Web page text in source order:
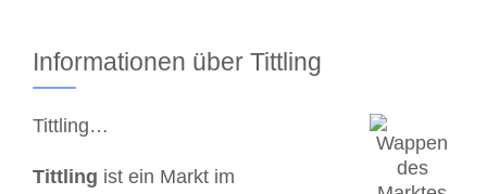
Informationen über Tittling
Tittling…
Tittling ist ein Markt im